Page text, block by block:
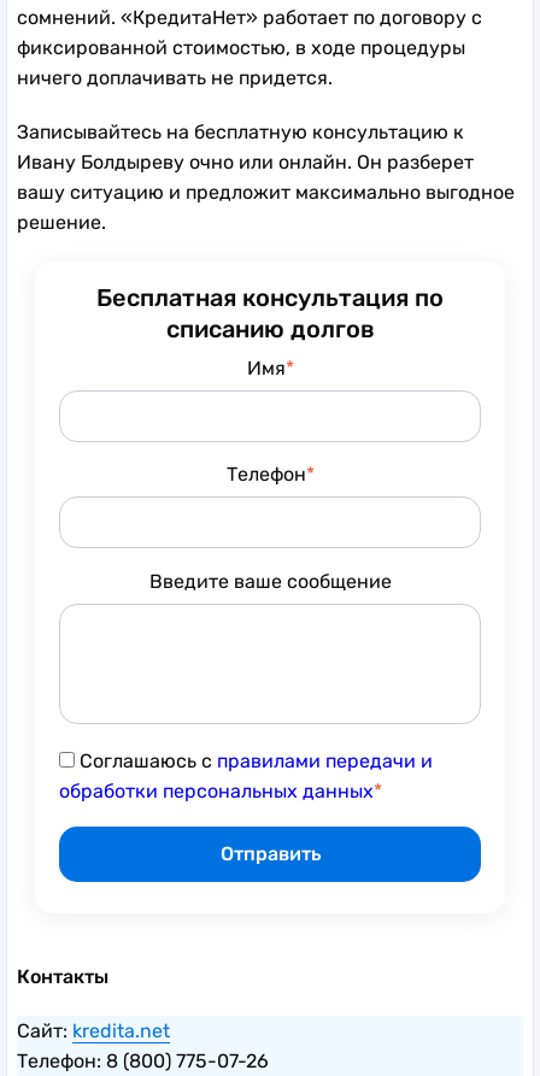
сомнений. «КредитаНет» работает по договору с
фиксированной стоимостью, в ходе процедуры
ничего доплачивать не придется.
Записывайтесь на бесплатную консультацию к
Ивану Болдыреву очно или онлайн. Он разберет
вашу ситуацию и предложит максимально выгодное
решение.
Бесплатная консультация по
списанию долгов
Имя
Телефон
Введите ваше сообщение
Соглашаюсь с правилами передачи и
обработки персональных данных
Контакты
Сайт: kredita.net
Телефон: 8 (800) 775-07-26